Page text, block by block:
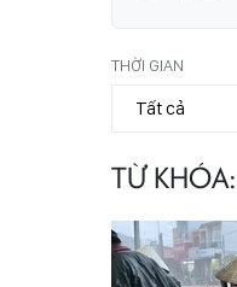
THỜI GIAN
TỪ KHÓA: